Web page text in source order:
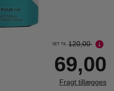
SET TIL 120,00
69,00
Fragt tillægges